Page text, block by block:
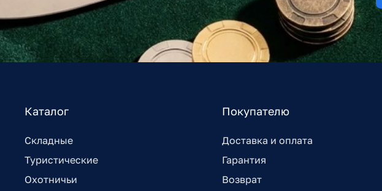
Каталог
Складные
Туристические
Охотничьи
Покупателю
Доставка и оплата
Гарантия
Возврат